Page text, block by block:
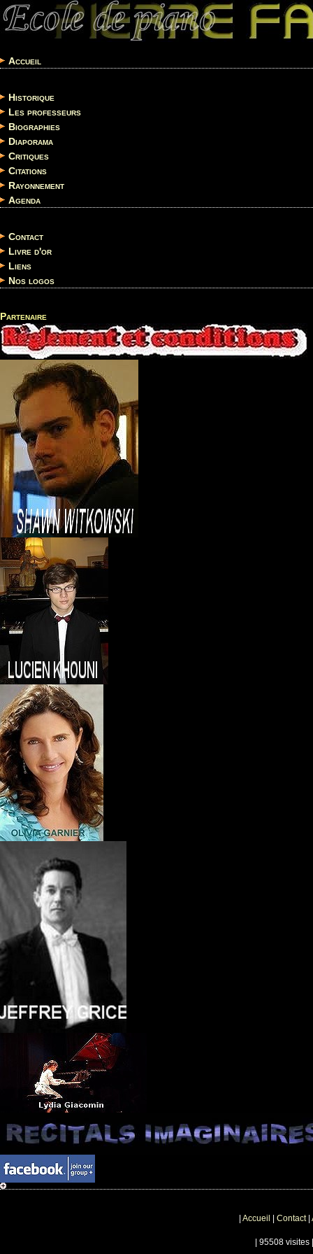
Accueil
Historique
Les professeurs
Biographies
Diaporama
Critiques
Citations
Rayonnement
Agenda
Contact
Livre d'or
Liens
Nos logos
Partenaire
Accueil Contact|
| 95508